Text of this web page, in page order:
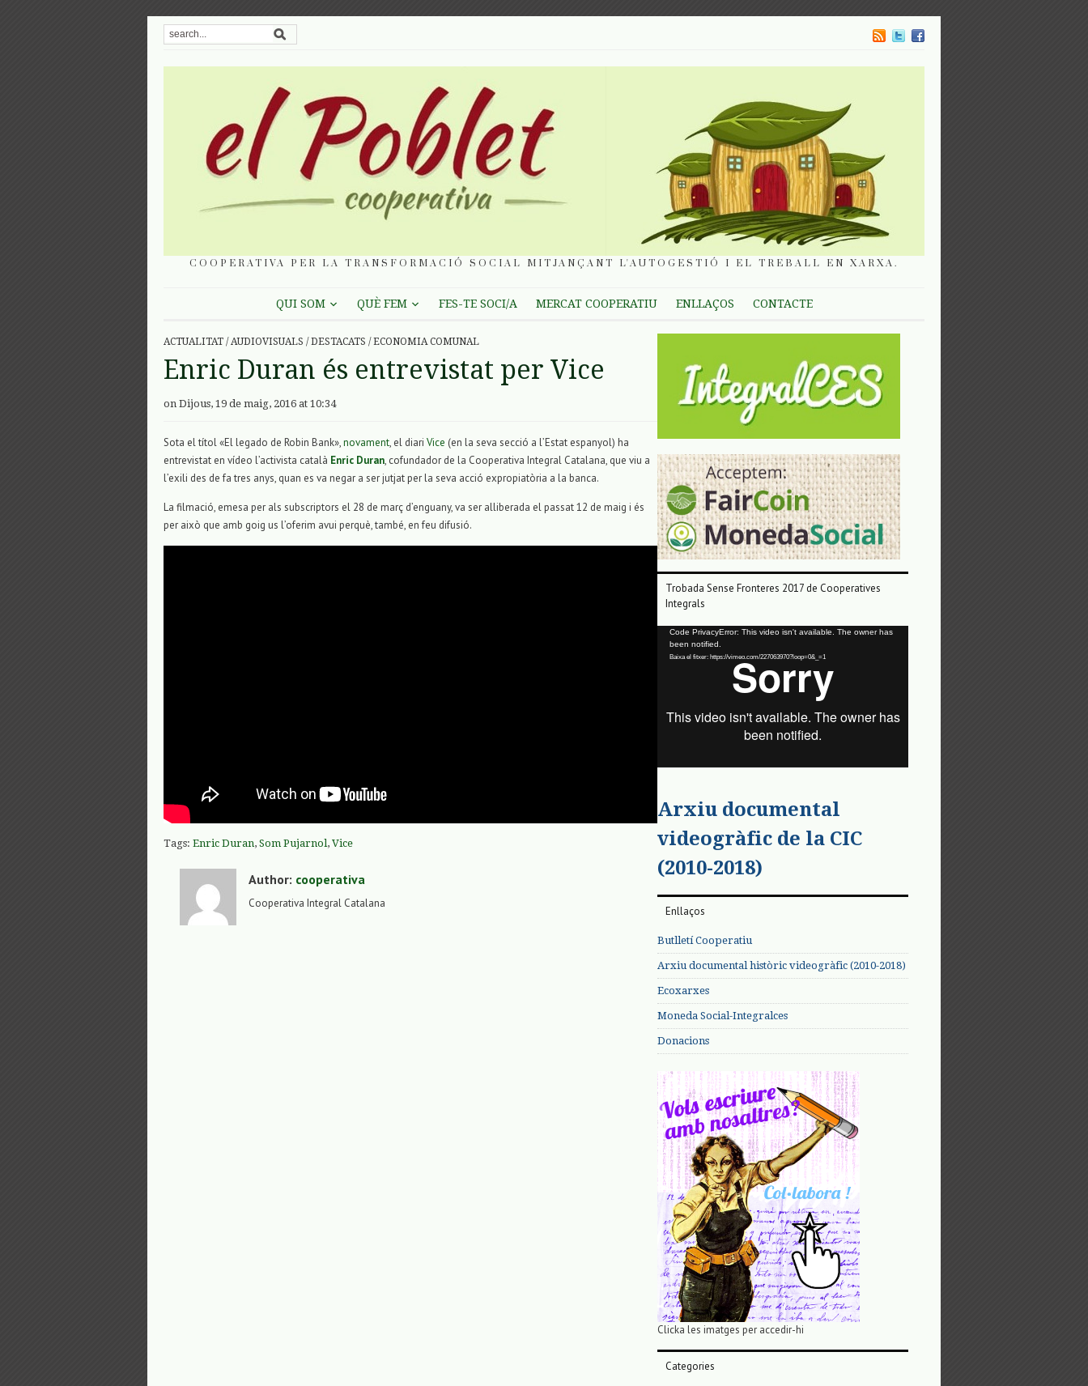
COOPERATIVA PER LA TRANSFORMACIÓ SOCIAL MITJANÇANT L'AUTOGESTIÓ I EL TREBALL EN XARXA.
QUI SOM QUÈ FEM FES-TE SOCI/A MERCAT COOPERATIU ENLLAÇOS CONTACTE
ACTUALITAT / AUDIOVISUALS / DESTACATS / ECONOMIA COMUNAL
Enric Duran és entrevistat per Vice
on Dijous, 19 de maig, 2016 at 10:34
Sota el títol «El legado de Robin Bank»,novament, el diari Vice (en la seva secció a l’Estat espanyol) ha
entrevistat en vídeo l’activista català Enric Duran, cofundador de la Cooperativa Integral Catalana, que viu a
l’exili des de fa tres anys, quan es va negar a ser jutjat per la seva acció expropiatòria a la banca.
La filmació, emesa per als subscriptors el 28 de març d’enguany, va ser alliberada el passat 12 de maig i és
per això que amb goig us l’oferim avui perquè, també, en feu difusió.
Tags: Enric Duran, Som Pujarnol, Vice
Author: cooperativa
Cooperativa Integral Catalana
Trobada Sense Fronteres 2017 de Cooperatives
Integrals
Reproductor
vídeo
Code PrivacyError: This video isn't available. The owner has
been notified.
Baixa el fitxer: https://vimeo.com/227063970?loop=0&_=1
Arxiu documental
videogràfic de la CIC
(2010-2018)
Enllaços
Butlletí Cooperatiu
Arxiu documental històric videogràfic (2010-2018)
Ecoxarxes
Moneda Social-Integralces
Donacions
Clicka les imatges per accedir-hi
Categories